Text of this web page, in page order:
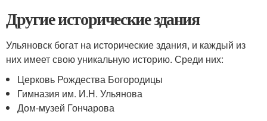
Другие исторические здания
Ульяновск богат на исторические здания, и каждый из
них имеет свою уникальную историю. Среди них:
Церковь Рождества Богородицы
Гимназия им. И.Н. Ульянова
Дом-музей Гончарова